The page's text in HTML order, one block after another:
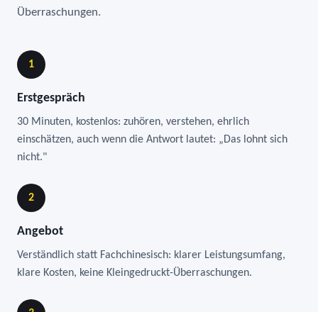
Überraschungen.
1
Erstgespräch
30 Minuten, kostenlos: zuhören, verstehen, ehrlich
einschätzen, auch wenn die Antwort lautet: „Das lohnt sich
nicht."
2
Angebot
Verständlich statt Fachchinesisch: klarer Leistungsumfang,
klare Kosten, keine Kleingedruckt-Überraschungen.